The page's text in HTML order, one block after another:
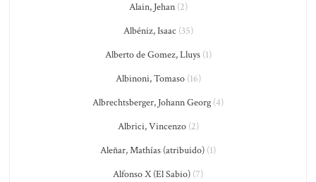
Alain, Jehan(2)
Albéniz, Isaac (35)
Alberto de Gomez, Lluys(1)
Albinoni, Tomaso(16)
Albrechtsberger, Johann Georg (4)
Albrici, Vincenzo(2)
Aleñar, Mathías (atribuido) (1)
Alfonso X (El Sabio) (7)